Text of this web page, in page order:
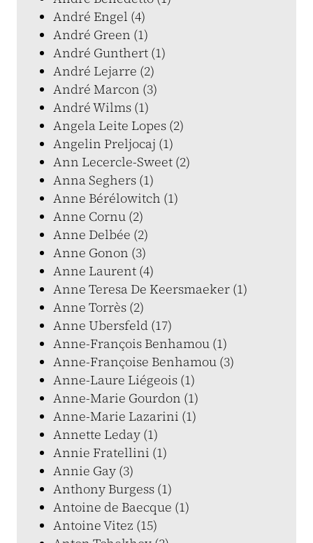
André Engel (4)
André Green (1)
André Gunthert (1)
André Lejarre (2)
André Marcon (3)
André Wilms (1)
Angela Leite Lopes (2)
Angelin Preljocaj (1)
Ann Lecercle-Sweet (2)
Anna Seghers (1)
Anne Bérélowitch (1)
Anne Cornu (2)
Anne Delbée (2)
Anne Gonon (3)
Anne Laurent (4)
Anne Teresa De Keersmaeker (1)
Anne Torrès (2)
Anne Ubersfeld (17)
Anne-François Benhamou (1)
Anne-Françoise Benhamou (3)
Anne-Laure Liégeois (1)
Anne-Marie Gourdon (1)
Anne-Marie Lazarini (1)
Annette Leday (1)
Annie Fratellini (1)
Annie Gay (3)
Anthony Burgess (1)
Antoine de Baecque (1)
Antoine Vitez (15)